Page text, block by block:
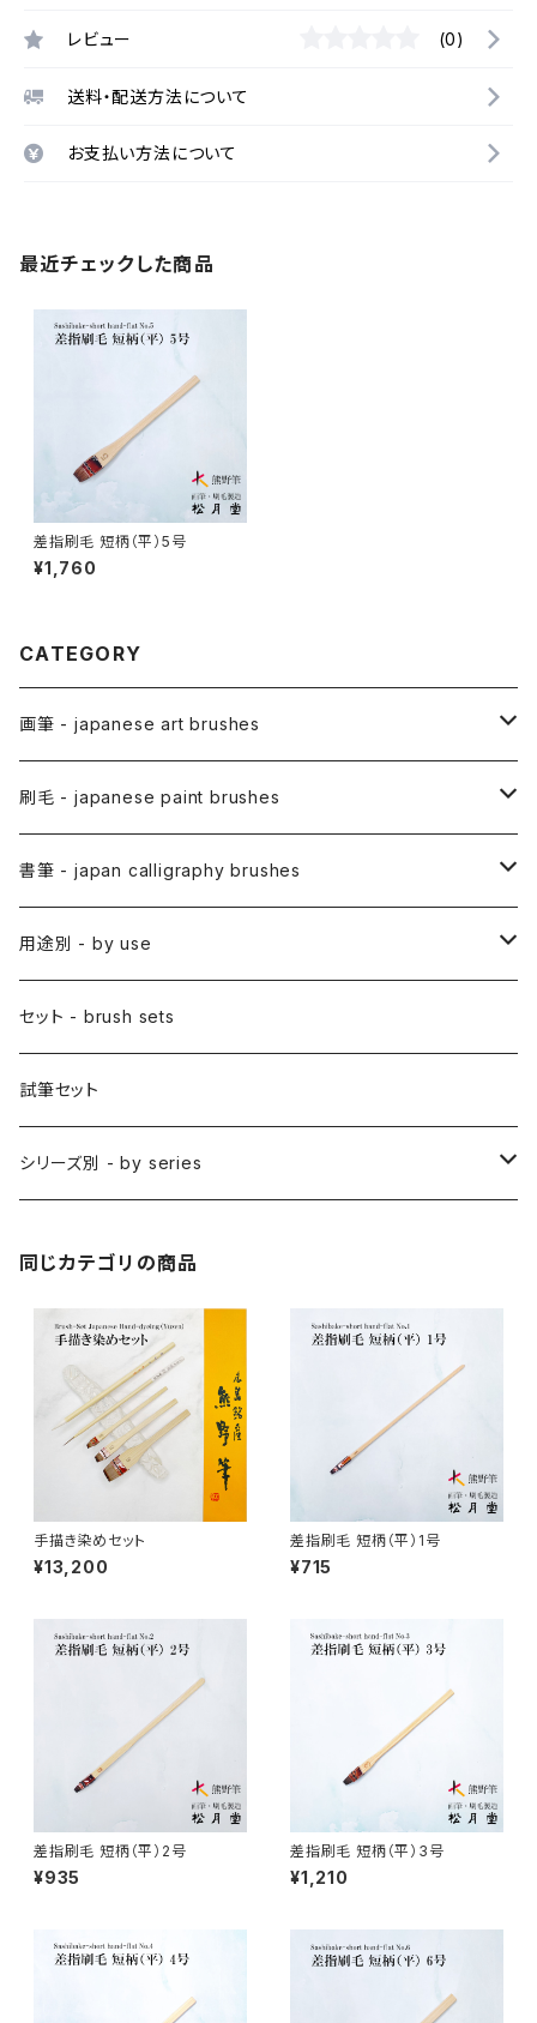
レビュー (0)
送料・配送方法について
お支払い方法について
最近チェックした商品
差指刷毛 短柄（平）5号
¥1,760
CATEGORY
画筆 - japanese art brushes
アニメ用筆 / ANIME(draw anime)
アニメ用線描筆
アニメ用平筆
絵手紙用筆 / ETEGAMI (pic letter)
彩色筆 / SAISHIKI (color)
面相筆 / MENSO (line,detail)
削用筆 / SAKUYO (all-purpose)
隈取筆 / KUMADORI (blur,color)
長流 / CHORYU (ink draw)
山馬筆 / SANBA (ink,rough line)
ローケツ筆 / ROUKETSU (batik)
俳画筆 / HAIGA (haiku picture)
線描筆 / SENBYO (line,outline)
付立筆 / TSUKETATEFUDE
如水 / NYOSUI (line,color)
蒔絵筆 / MAKIE
刷毛 - japanese paint brushes
絵刷毛 / EBAKE (paint brushs)
日本画用絵刷毛
アニメ用絵刷毛
スリ込刷毛 / SURIKOMIBAKE (stencil)
差指刷毛 / SASHIBAKE (silk dyeing)
梵字筆 / BONJI-FUDE (sanskrit)
料理用刷毛 / RYORIBAKE(kitchen)
竹刷毛 / TAKEBAKE
横刷毛
日本画用唐刷毛
書筆 - japan calligraphy brushes
小筆
仮名用
禅シリーズ
用途別 - by use
日本画 - japanese-style painting
水墨画 - japanese ink paint/sumie
アニメ背景美術 - anime background art
アニメ水張り・ぼかし・グラデーション
アニメ特定用途描き・特殊
絵手紙 - picture letter
カリグラフィー - calligraphy
陶芸 - ceramics
染色（友禅・紅型・ろうけつ他） - dyeing
暮らし・雑貨 - knickknack
料理 - cooking
セット - brush sets
試筆セット
シリーズ別 - by series
同じカテゴリの商品
手描き染めセット
¥13,200
差指刷毛 短柄（平）1号
¥715
差指刷毛 短柄（平）2号
¥935
差指刷毛 短柄（平）3号
¥1,210